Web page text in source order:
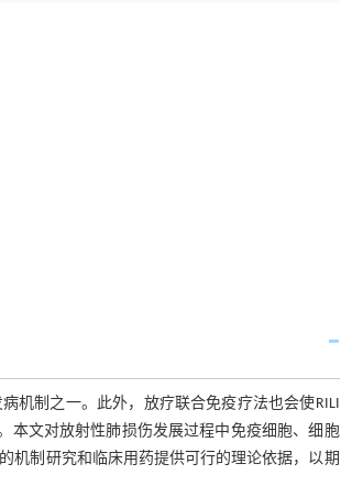
机制之一。此外，放疗联合免疫疗法也会使RILI
本文对放射性肺损伤发展过程中免疫细胞、细胞
机制研究和临床用药提供可行的理论依据，以期